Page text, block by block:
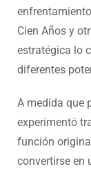
Cien Años y
estratégica lo
diferentes
A medida que
experimentó
función
convertirse en